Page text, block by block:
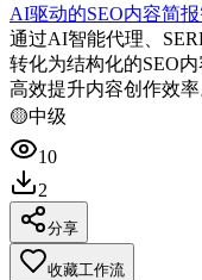
AI驱动的SEO内容简
通过AI智能代理、
转化为结构化的SEO内
高效提升内容创作效率
🟡中级
10
2
分享
收藏工作流